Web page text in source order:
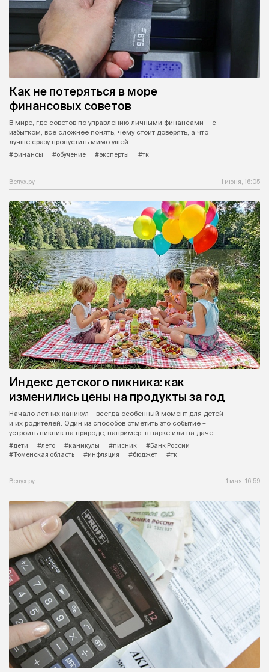
Как не потеряться в море
финансовых советов
В мире, где советов по управлению личными финансами — с
избытком, все сложнее понять, чему стоит доверять, а что
лучше сразу пропустить мимо ушей.
#финансы
#обучение #эксперты #тк
Вслух.ру 1 июня, 16:05
Индекс детского пикника: как
изменились цены на продукты за год
Начало летних каникул – всегда особенный момент для детей
и их родителей. Один из способов отметить это событие –
устроить пикник на природе, например, в парке или на даче.
#дети
#лето #каникулы #писник
#Банк России
#Тюменская область
#инфляция #бюджет #тк
Вслух.ру 1 мая, 16:59